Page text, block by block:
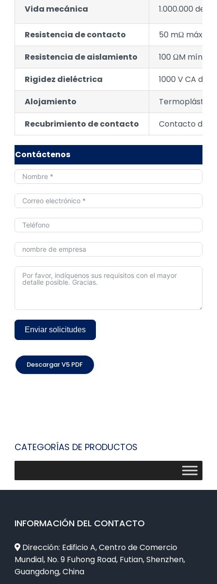
Vida mecánica 1.000.000 de
Resistencia de contacto
50 mΩ máx.
Resistencia de aislamiento
100 ΩM mín.
Rigidez dieléctrica
1000 V CA
Alojamiento
Termoplástico
Recubrimiento de contacto
Contacto de
Contáctenos
Enviar solicitudes
Alternative:
Descargar V5 PDF
CATEGORÍAS DE PRODUCTOS
INFORMACIÓN DEL CONTACTO
Dirección: Edificio A, Centro de Comercio
Mundial, No. 9 Fuhong Road, Futian, Shenzhen,
Guangdong, China